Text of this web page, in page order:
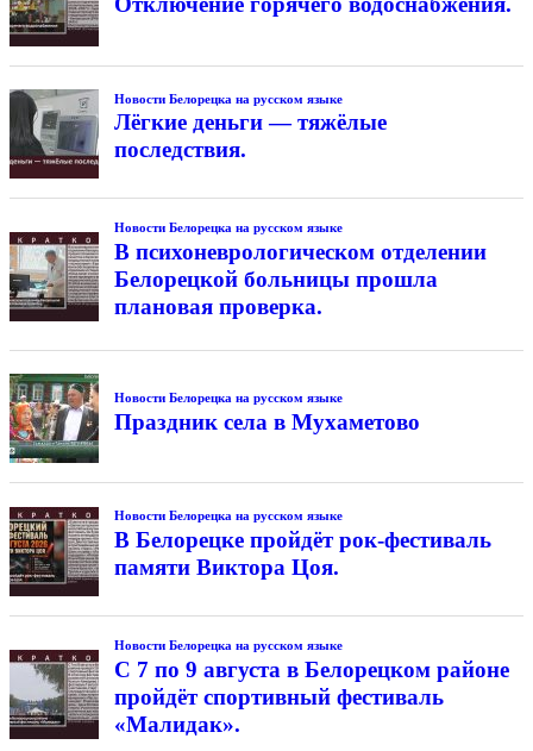
Новости Белорецка на русском языке
Лёгкие деньги — тяжёлые
последствия.
Новости Белорецка на русском языке
В психоневрологическом отделении
Белорецкой больницы прошла
плановая проверка.
Новости Белорецка на русском языке
Праздник села в Мухаметово
Новости Белорецка на русском языке
В Белорецке пройдёт рок-фестиваль
памяти Виктора Цоя.
Новости Белорецка на русском языке
С 7 по 9 августа в Белорецком районе
пройдёт спортивный фестиваль
«Малидак».